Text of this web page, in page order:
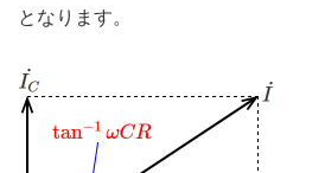
となります。